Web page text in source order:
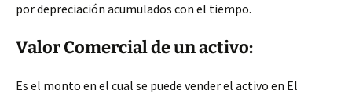
por depreciación acumulados con el tiempo.
Valor Comercial de un activo:
Es el monto en el cual se puede vender el activo en El